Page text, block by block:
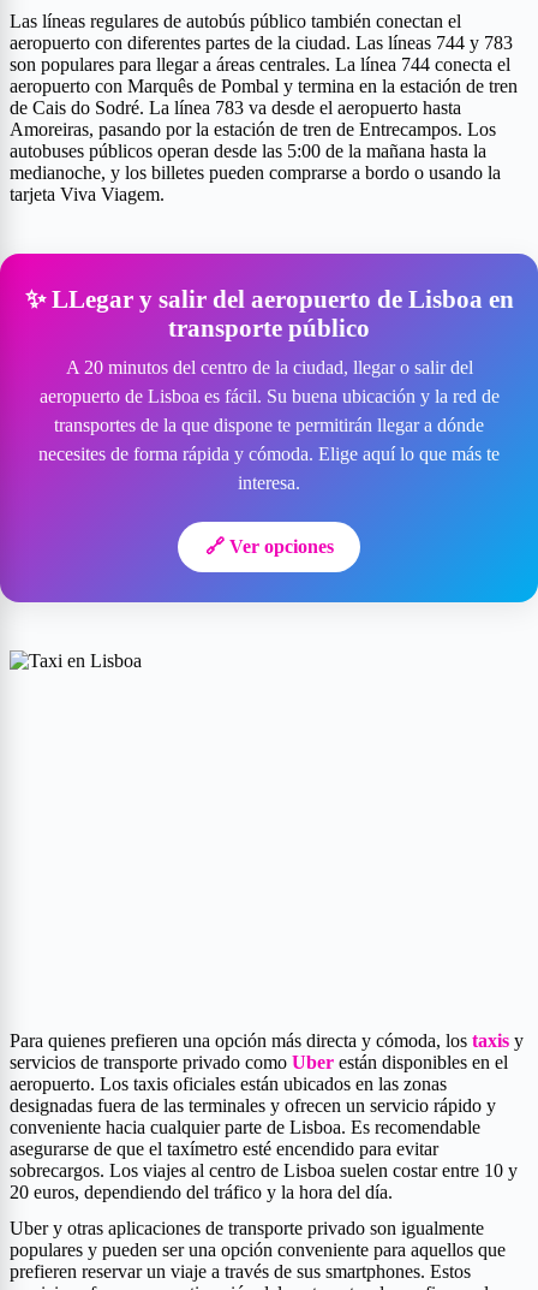
Las líneas regulares de autobús público también conectan el
aeropuerto con diferentes partes de la ciudad. Las líneas 744 y 783
son populares para llegar a áreas centrales. La línea 744 conecta el
aeropuerto con Marquês de Pombal y termina en la estación de tren
de Cais do Sodré. La línea 783 va desde el aeropuerto hasta
Amoreiras, pasando por la estación de tren de Entrecampos. Los
autobuses públicos operan desde las 5:00 de la mañana hasta la
medianoche, y los billetes pueden comprarse a bordo o usando la
tarjeta Viva Viagem.
✨ LLegar y salir del aeropuerto de Lisboa en
transporte público
A 20 minutos del centro de la ciudad, llegar o salir del
aeropuerto de Lisboa es fácil. Su buena ubicación y la red de
transportes de la que dispone te permitirán llegar a dónde
necesites de forma rápida y cómoda. Elige aquí lo que más te
interesa.
🔗 Ver opciones
Para quienes prefieren una opción más directa y cómoda, los taxis y
servicios de transporte privado como Uber están disponibles en el
aeropuerto. Los taxis oficiales están ubicados en las zonas
designadas fuera de las terminales y ofrecen un servicio rápido y
conveniente hacia cualquier parte de Lisboa. Es recomendable
asegurarse de que el taxímetro esté encendido para evitar
sobrecargos. Los viajes al centro de Lisboa suelen costar entre 10 y
20 euros, dependiendo del tráfico y la hora del día.
Uber y otras aplicaciones de transporte privado son igualmente
populares y pueden ser una opción conveniente para aquellos que
prefieren reservar un viaje a través de sus smartphones. Estos